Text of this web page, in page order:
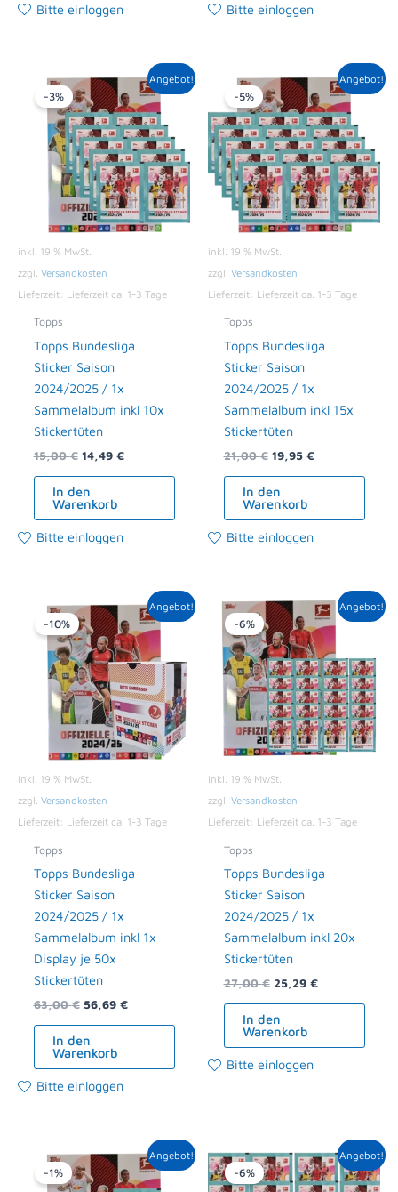
Bitte einloggen Bitte einloggen
Angebot!
-3%
inkl. 19 % MwSt.
zzgl. Versandkosten
Lieferzeit: Lieferzeit ca. 1-3 Tage
Topps
Topps Bundesliga
Sticker Saison
2024/2025 / 1x
Sammelalbum inkl 10x
Stickertüten
15,00€
Ursprünglicher
Preis
war:
15,00 €
14,49 €
Aktueller
Preis
ist:
14,49 €.
In den
Warenkorb
Bitte einloggen
Angebot!
-5%
inkl. 19 % MwSt.
zzgl. Versandkosten
Lieferzeit: Lieferzeit ca. 1-3 Tage
Topps
Topps Bundesliga
Sticker Saison
2024/2025 / 1x
Sammelalbum inkl 15x
Stickertüten
21,00€
Ursprünglicher
Preis
war:
21,00 €
19,95 €
Aktueller
Preis
ist:
19,95 €.
In den
Warenkorb
Bitte einloggen
Angebot!
-10%
inkl. 19 % MwSt.
zzgl. Versandkosten
Lieferzeit: Lieferzeit ca. 1-3 Tage
Topps
Topps Bundesliga
Sticker Saison
2024/2025 / 1x
Sammelalbum inkl 1x
Display je 50x
Stickertüten
63,00€
Ursprünglicher
Preis
war:
63,00 €
56,69 €
Aktueller
Preis
ist:
56,69 €.
In den
Warenkorb
Bitte einloggen
Angebot!
-6%
inkl. 19 % MwSt.
zzgl. Versandkosten
Lieferzeit: Lieferzeit ca. 1-3 Tage
Topps
Topps Bundesliga
Sticker Saison
2024/2025 / 1x
Sammelalbum inkl 20x
Stickertüten
27,00€
Ursprünglicher
Preis
war:
27,00 €
25,29 €
Aktueller
Preis
ist:
25,29 €.
In den
Warenkorb
Bitte einloggen
Angebot!
-1%
Ursprünglicher
Preis
war:
Aktueller
Preis
ist:
Angebot!
-6%
Ursprünglicher
Preis
war:
Aktueller
Preis
ist: